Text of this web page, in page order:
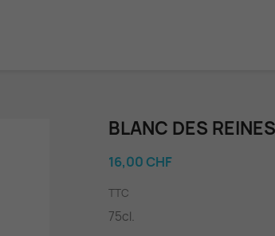
BLANC DES
16,00 CHF
TTC
75cl.